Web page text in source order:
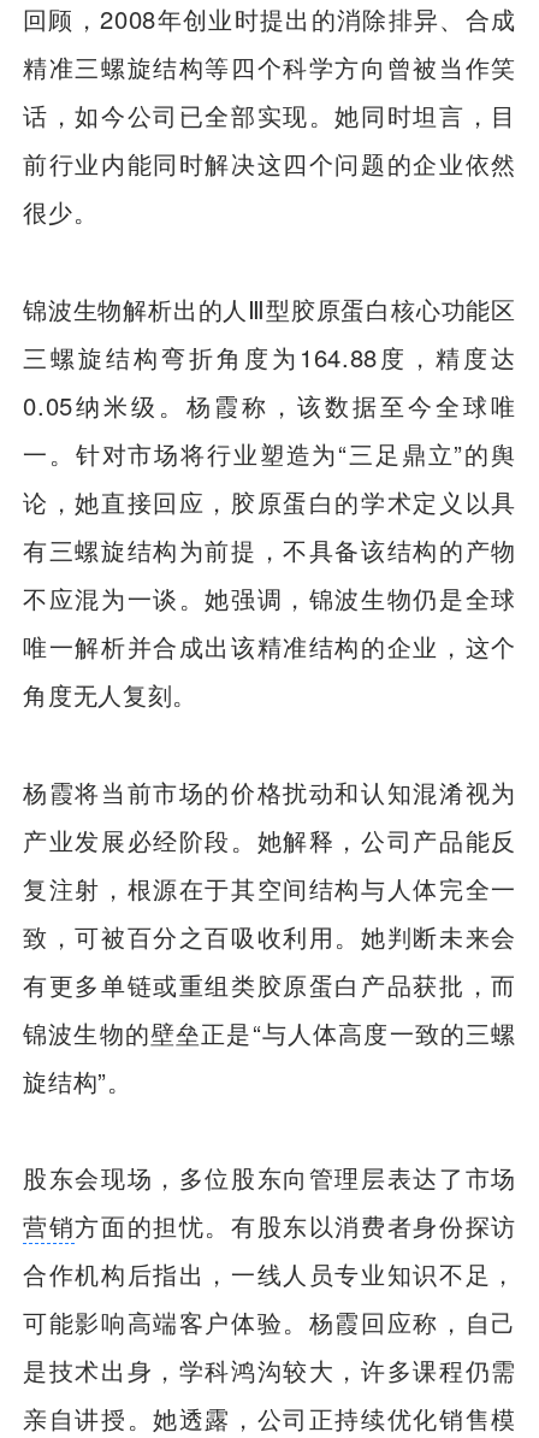
回顾，2008年创业时提出的消除排异、合成
精准三螺旋结构等四个科学方向曾被当作笑
话，如今公司已全部实现。她同时坦言，目
前行业内能同时解决这四个问题的企业依然
很少。
锦波生物解析出的人Ⅲ型胶原蛋白核心功能区
三螺旋结构弯折角度为164.88度，精度达
0.05纳米级。杨霞称，该数据至今全球唯
一。针对市场将行业塑造为“三足鼎立”的舆
论，她直接回应，胶原蛋白的学术定义以具
有三螺旋结构为前提，不具备该结构的产物
不应混为一谈。她强调，锦波生物仍是全球
唯一解析并合成出该精准结构的企业，这个
角度无人复刻。
杨霞将当前市场的价格扰动和认知混淆视为
产业发展必经阶段。她解释，公司产品能反
复注射，根源在于其空间结构与人体完全一
致，可被百分之百吸收利用。她判断未来会
有更多单链或重组类胶原蛋白产品获批，而
锦波生物的壁垒正是“与人体高度一致的三螺
旋结构”。
股东会现场，多位股东向管理层表达了市场
营销方面的担忧。有股东以消费者身份探访
合作机构后指出，一线人员专业知识不足，
可能影响高端客户体验。杨霞回应称，自己
是技术出身，学科鸿沟较大，许多课程仍需
亲自讲授。她透露，公司正持续优化销售模